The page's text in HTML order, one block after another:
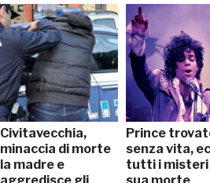
Civitavecchia,
minaccia di morte
la madre e
Prince
senza vita,
tutti i misteri